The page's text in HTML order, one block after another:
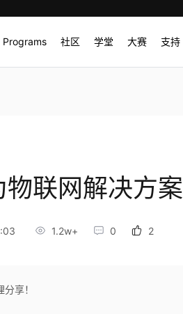
Programs 社区 学堂 大赛 支持
物联网解决方案
1.2w+ 0 2
享！